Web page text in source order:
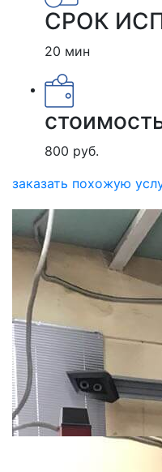
СРОК
20 мин
800 руб.
заказать похожую